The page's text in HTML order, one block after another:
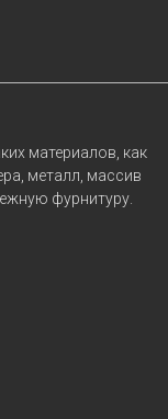
материалов, как
металл, массив
фурнитуру.